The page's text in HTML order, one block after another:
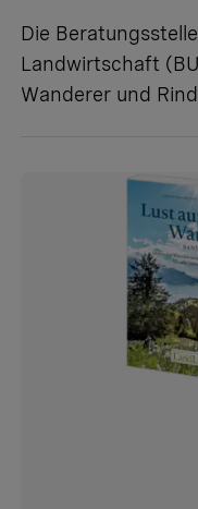
Die
Landwirtschaft
Wanderer und